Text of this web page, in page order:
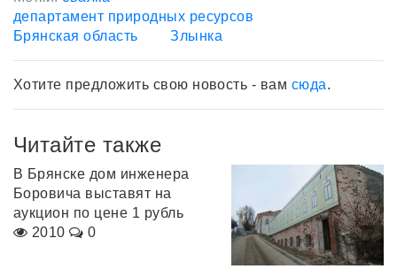
департамент природных ресурсов
Брянская область
Злынка
Хотите предложить свою новость - вам сюда.
Читайте также
В Брянске дом инженера
Боровича выставят на
аукцион по цене 1 рубль
2010
0